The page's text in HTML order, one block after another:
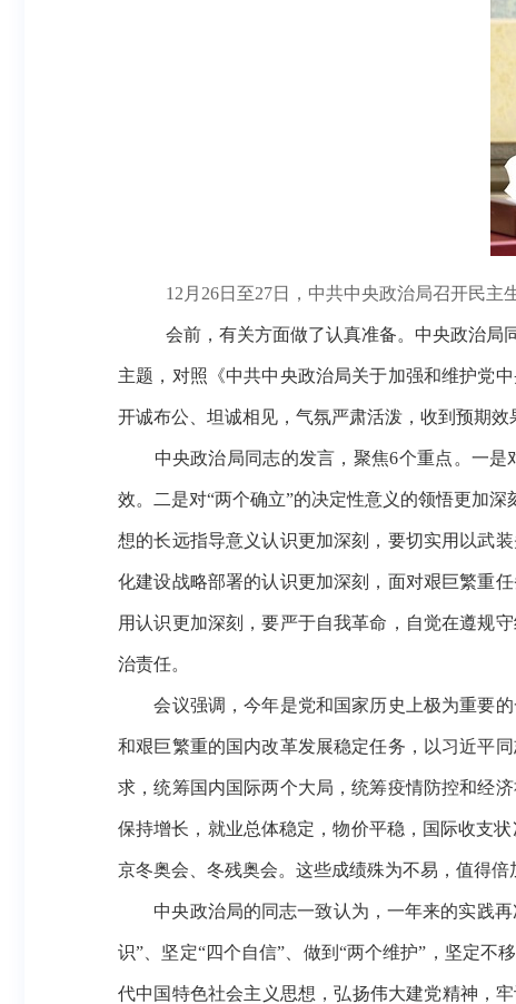
12月26日至27日，中共中央政治局召开民主
会前，有关方面做了认真准备。中央政治局
主题，对照《中共中央政治局关于加强和维护党
开诚布公、坦诚相见，气氛严肃活泼，收到预期效
中央政治局同志的发言，聚焦6个重点。一是
效。二是对“两个确立”的决定性意义的领悟更加
想的长远指导意义认识更加深刻，要切实用以武
化建设战略部署的认识更加深刻，面对艰巨繁重
用认识更加深刻，要严于自我革命，自觉在遵规
治责任。
会议强调，今年是党和国家历史上极为重要的
和艰巨繁重的国内改革发展稳定任务，以习近平
求，统筹国内国际两个大局，统筹疫情防控和经
保持增长，就业总体稳定，物价平稳，国际收支
京冬奥会、冬残奥会。这些成绩殊为不易，值得倍
中央政治局的同志一致认为，一年来的实践再
识”、坚定“四个自信”、做到“两个维护”，坚定
代中国特色社会主义思想，弘扬伟大建党精神，